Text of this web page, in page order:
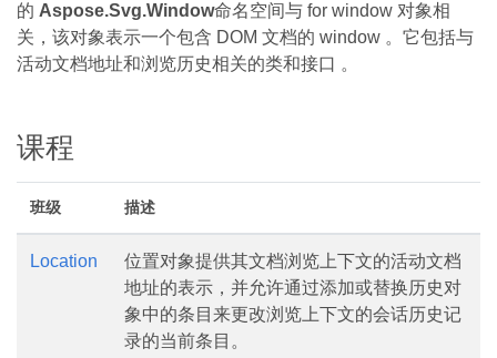
的 Aspose.Svg.Window命名空间与 for window 对象相
关，该对象表示一个包含 DOM 文档的 window 。它包括与
活动文档地址和浏览历史相关的类和接口 。
课程
班级 描述
Location
位置对象提供其文档浏览上下文的活动文档
地址的表示，并允许通过添加或替换历史对
象中的条目来更改浏览上下文的会话历史记
录的当前条目。